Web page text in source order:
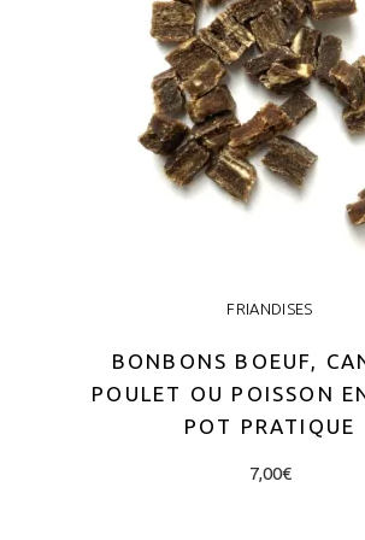
be
chosen
on
the
product
page
FRIANDISES
BONBONS BOEUF,
POULET OU POISSON
POT PRATIQUE
7,00€This